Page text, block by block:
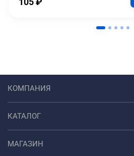
КОМПАНИЯ
КАТАЛОГ
МАГАЗИН